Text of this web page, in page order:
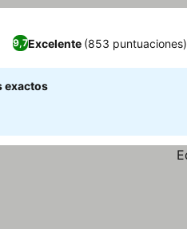
9,7Excelente (853 puntuaciones)
exactos